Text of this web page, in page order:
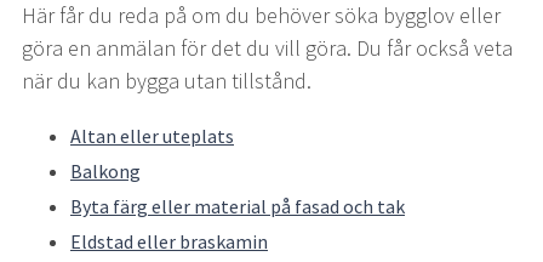
Här får du reda på om du behöver söka bygglov eller
göra en anmälan för det du vill göra. Du får också veta
när du kan bygga utan tillstånd.
Altan eller uteplats
Balkong
Byta färg eller material på fasad och tak
Eldstad eller braskamin